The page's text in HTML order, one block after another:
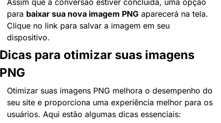
para baixar sua nova imagem PNG aparecerá na tela.
Clique no link para salvar a imagem em seu
dispositivo.
Dicas para otimizar suas imagens
PNG
Otimizar suas imagens PNG melhora o desempenho do
seu site e proporciona uma experiência melhor para os
usuários. Aqui estão algumas dicas essenciais: